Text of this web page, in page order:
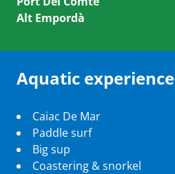
Alt Empordà
Aquatic experience
Caiac De Mar
Paddle surf
Big sup
Coastering & snorkel